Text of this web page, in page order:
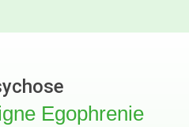
Egophrenie